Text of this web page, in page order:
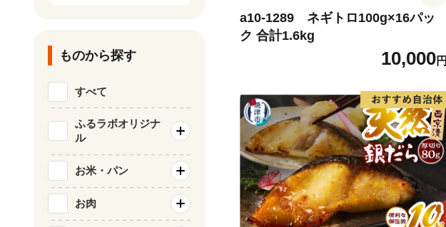
a10-1289 ネギトロ100g×16パッ
ク 合計1.6kg
10,000円
ものから探す
すべて
ふるラボオリジナ
ル
お米・パン
お肉